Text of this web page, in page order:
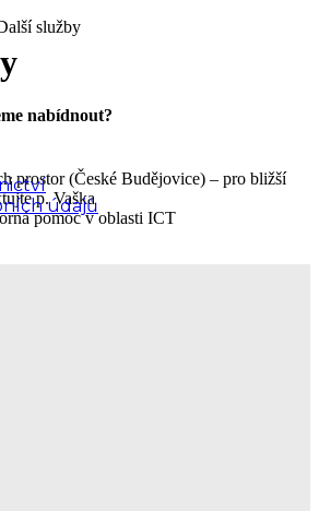
služby
nabídnout?
prostor (České Budějovice) – pro bližší
p. Vaška
pomoc v oblasti ICT
údajů